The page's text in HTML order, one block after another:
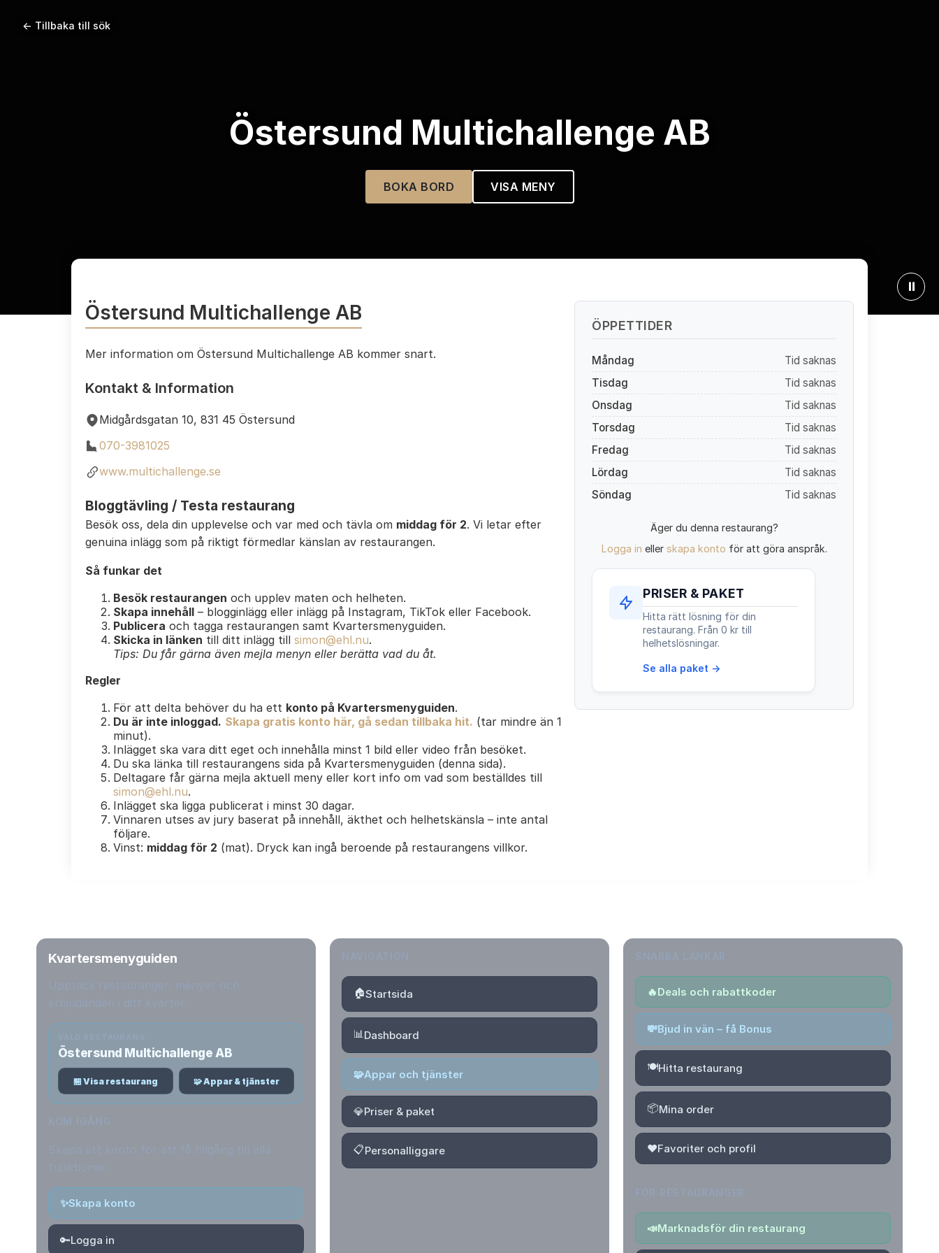
← Tillbaka till sök
Östersund Multichallenge AB
BOKA BORD VISA MENY
⏸
Östersund Multichallenge AB
Mer information om Östersund Multichallenge AB kommer snart.
Kontakt & Information
Midgårdsgatan 10, 831 45 Östersund
070-3981025
www.multichallenge.se
Bloggtävling / Testa restaurang
Besök oss, dela din upplevelse och var med och tävla om middag för 2. Vi letar efter
genuina inlägg som på riktigt förmedlar känslan av restaurangen.
Så funkar det
Besök restaurangen och upplev maten och helheten.
Skapa innehåll – blogginlägg eller inlägg på Instagram, TikTok eller Facebook.
Publicera och tagga restaurangen samt Kvartersmenyguiden.
Skicka in länken till ditt inlägg till simon@ehl.nu.
Tips: Du får gärna även mejla menyn eller berätta vad du åt.
Regler
För att delta behöver du ha ett konto på Kvartersmenyguiden.
Du är inte inloggad. Skapa gratis konto här, gå sedan tillbaka hit. (tar mindre än 1
minut).
Inlägget ska vara ditt eget och innehålla minst 1 bild eller video från besöket.
Du ska länka till restaurangens sida på Kvartersmenyguiden (denna sida).
Deltagare får gärna mejla aktuell meny eller kort info om vad som beställdes till
simon@ehl.nu.
Inlägget ska ligga publicerat i minst 30 dagar.
Vinnaren utses av jury baserat på innehåll, äkthet och helhetskänsla – inte antal
följare.
Vinst: middag för 2 (mat). Dryck kan ingå beroende på restaurangens villkor.
ÖPPETTIDER
Måndag
Tid saknas
Tisdag
Tid saknas
Onsdag
Tid saknas
Torsdag
Tid saknas
Fredag
Tid saknas
Lördag
Tid saknas
Söndag
Tid saknas
Äger du denna restaurang?
Logga in eller skapa konto för att göra anspråk.
PRISER & PAKET
Hitta rätt lösning för din
restaurang. Från 0 kr till
helhetslösningar.
Se alla paket →
Kvartersmenyguiden
Östersund Multichallenge AB
🏪 Visa restaurang 🧩 Appar & tjänster
✨Skapa konto
🔑Logga in
🏠Startsida
📊Dashboard
🧩Appar och tjänster
💎Priser & paket
📋Personalliggare
🔥Deals och rabattkoder
💸Bjud in vän – få Bonus
🍽️Hitta restaurang
📦Mina order
❤️Favoriter och profil
📣Marknadsför din restaurang